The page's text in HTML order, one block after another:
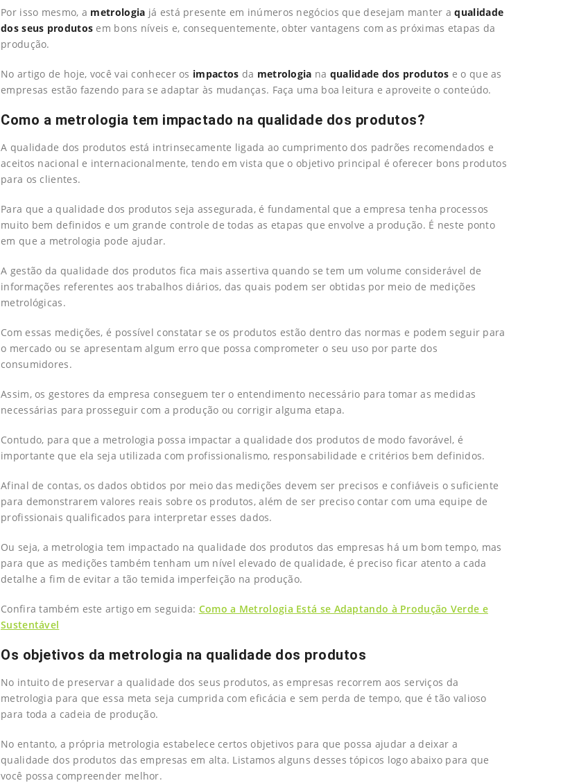
Por isso mesmo, a metrologia já está presente em inúmeros negócios que desejam manter aqualidade
dos seus produtos em bons níveis e, consequentemente, obter vantagens com as próximas etapas da
produção.
No artigo de hoje, você vai conhecer os impactos da metrologia na qualidade dos produtos e o que as
empresas estão fazendo para se adaptar às mudanças. Faça uma boa leitura e aproveite o conteúdo.
Como a metrologia tem impactado na qualidade dos produtos?
A qualidade dos produtos está intrinsecamente ligada ao cumprimento dos padrões recomendados e
aceitos nacional e internacionalmente, tendo em vista que o objetivo principal é oferecer bons produtos
para os clientes.
Para que a qualidade dos produtos seja assegurada, é fundamental que a empresa tenha processos
muito bem definidos e um grande controle de todas as etapas que envolve a produção. É neste ponto
em que a metrologia pode ajudar.
A gestão da qualidade dos produtos fica mais assertiva quando se tem um volume considerável de
informações referentes aos trabalhos diários, das quais podem ser obtidas por meio de medições
metrológicas.
Com essas medições, é possível constatar se os produtos estão dentro das normas e podem seguir para
o mercado ou se apresentam algum erro que possa comprometer o seu uso por parte dos
consumidores.
Assim, os gestores da empresa conseguem ter o entendimento necessário para tomar as medidas
necessárias para prosseguir com a produção ou corrigir alguma etapa.
Contudo, para que a metrologia possa impactar a qualidade dos produtos de modo favorável, é
importante que ela seja utilizada com profissionalismo, responsabilidade e critérios bem definidos.
Afinal de contas, os dados obtidos por meio das medições devem ser precisos e confiáveis o suficiente
para demonstrarem valores reais sobre os produtos, além de ser preciso contar com uma equipe de
profissionais qualificados para interpretar esses dados.
Ou seja, a metrologia tem impactado na qualidade dos produtos das empresas há um bom tempo, mas
para que as medições também tenham um nível elevado de qualidade, é preciso ficar atento a cada
detalhe a fim de evitar a tão temida imperfeição na produção.
Confira também este artigo em seguida: Como a Metrologia Está se Adaptando à Produção Verde e
Sustentável
Os objetivos da metrologia na qualidade dos produtos
No intuito de preservar a qualidade dos seus produtos, as empresas recorrem aos serviços da
metrologia para que essa meta seja cumprida com eficácia e sem perda de tempo, que é tão valioso
para toda a cadeia de produção.
No entanto, a própria metrologia estabelece certos objetivos para que possa ajudar a deixar a
qualidade dos produtos das empresas em alta. Listamos alguns desses tópicos logo abaixo para que
você possa compreender melhor.